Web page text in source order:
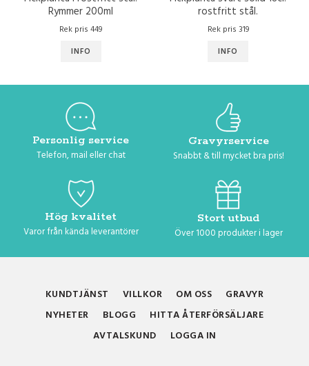
Rymmer 200ml
Rek pris 449
INFO
rostfritt stål.
Rek pris 319
INFO
Personlig service
Telefon, mail eller chat
Gravyrservice
Snabbt & till mycket bra pris!
Hög kvalitet
Varor från kända leverantörer
Stort utbud
Över 1000 produkter i lager
KUNDTJÄNST VILLKOR OM OSS
GRAVYR
NYHETER
BLOGG
HITTA ÅTERFÖRSÄLJARE
AVTALSKUND
LOGGA IN